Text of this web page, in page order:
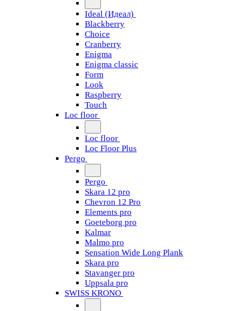
Ideal (Идеал)
Blackberry
Choice
Cranberry
Enigma
Enigma classic
Form
Look
Raspberry
Touch
Loc floor
Loc floor
Loc Floor Plus
Pergo
Pergo
Skara 12 pro
Chevron 12 Pro
Elements pro
Goeteborg pro
Kalmar
Malmo pro
Sensation Wide Long Plank
Skara pro
Stavanger pro
Uppsala pro
SWISS KRONO